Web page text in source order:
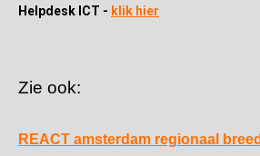
Helpdesk ICT - klik hier
Zie ook:
REACT amsterdam regionaal